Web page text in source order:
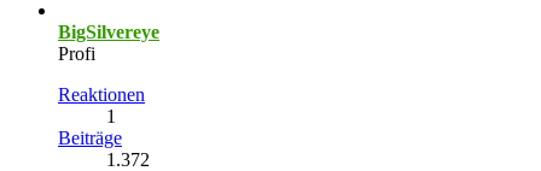
BigSilvereye
Profi
Reaktionen
1
Beiträge
1.372